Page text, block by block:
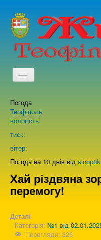
Погода
Теофіполь
вологість:
тиск:
вітер:
Погода на 10 днів від
Хай різдвяна
перемогу!
Деталі
Категорія: №1 від
Перегляди: 326